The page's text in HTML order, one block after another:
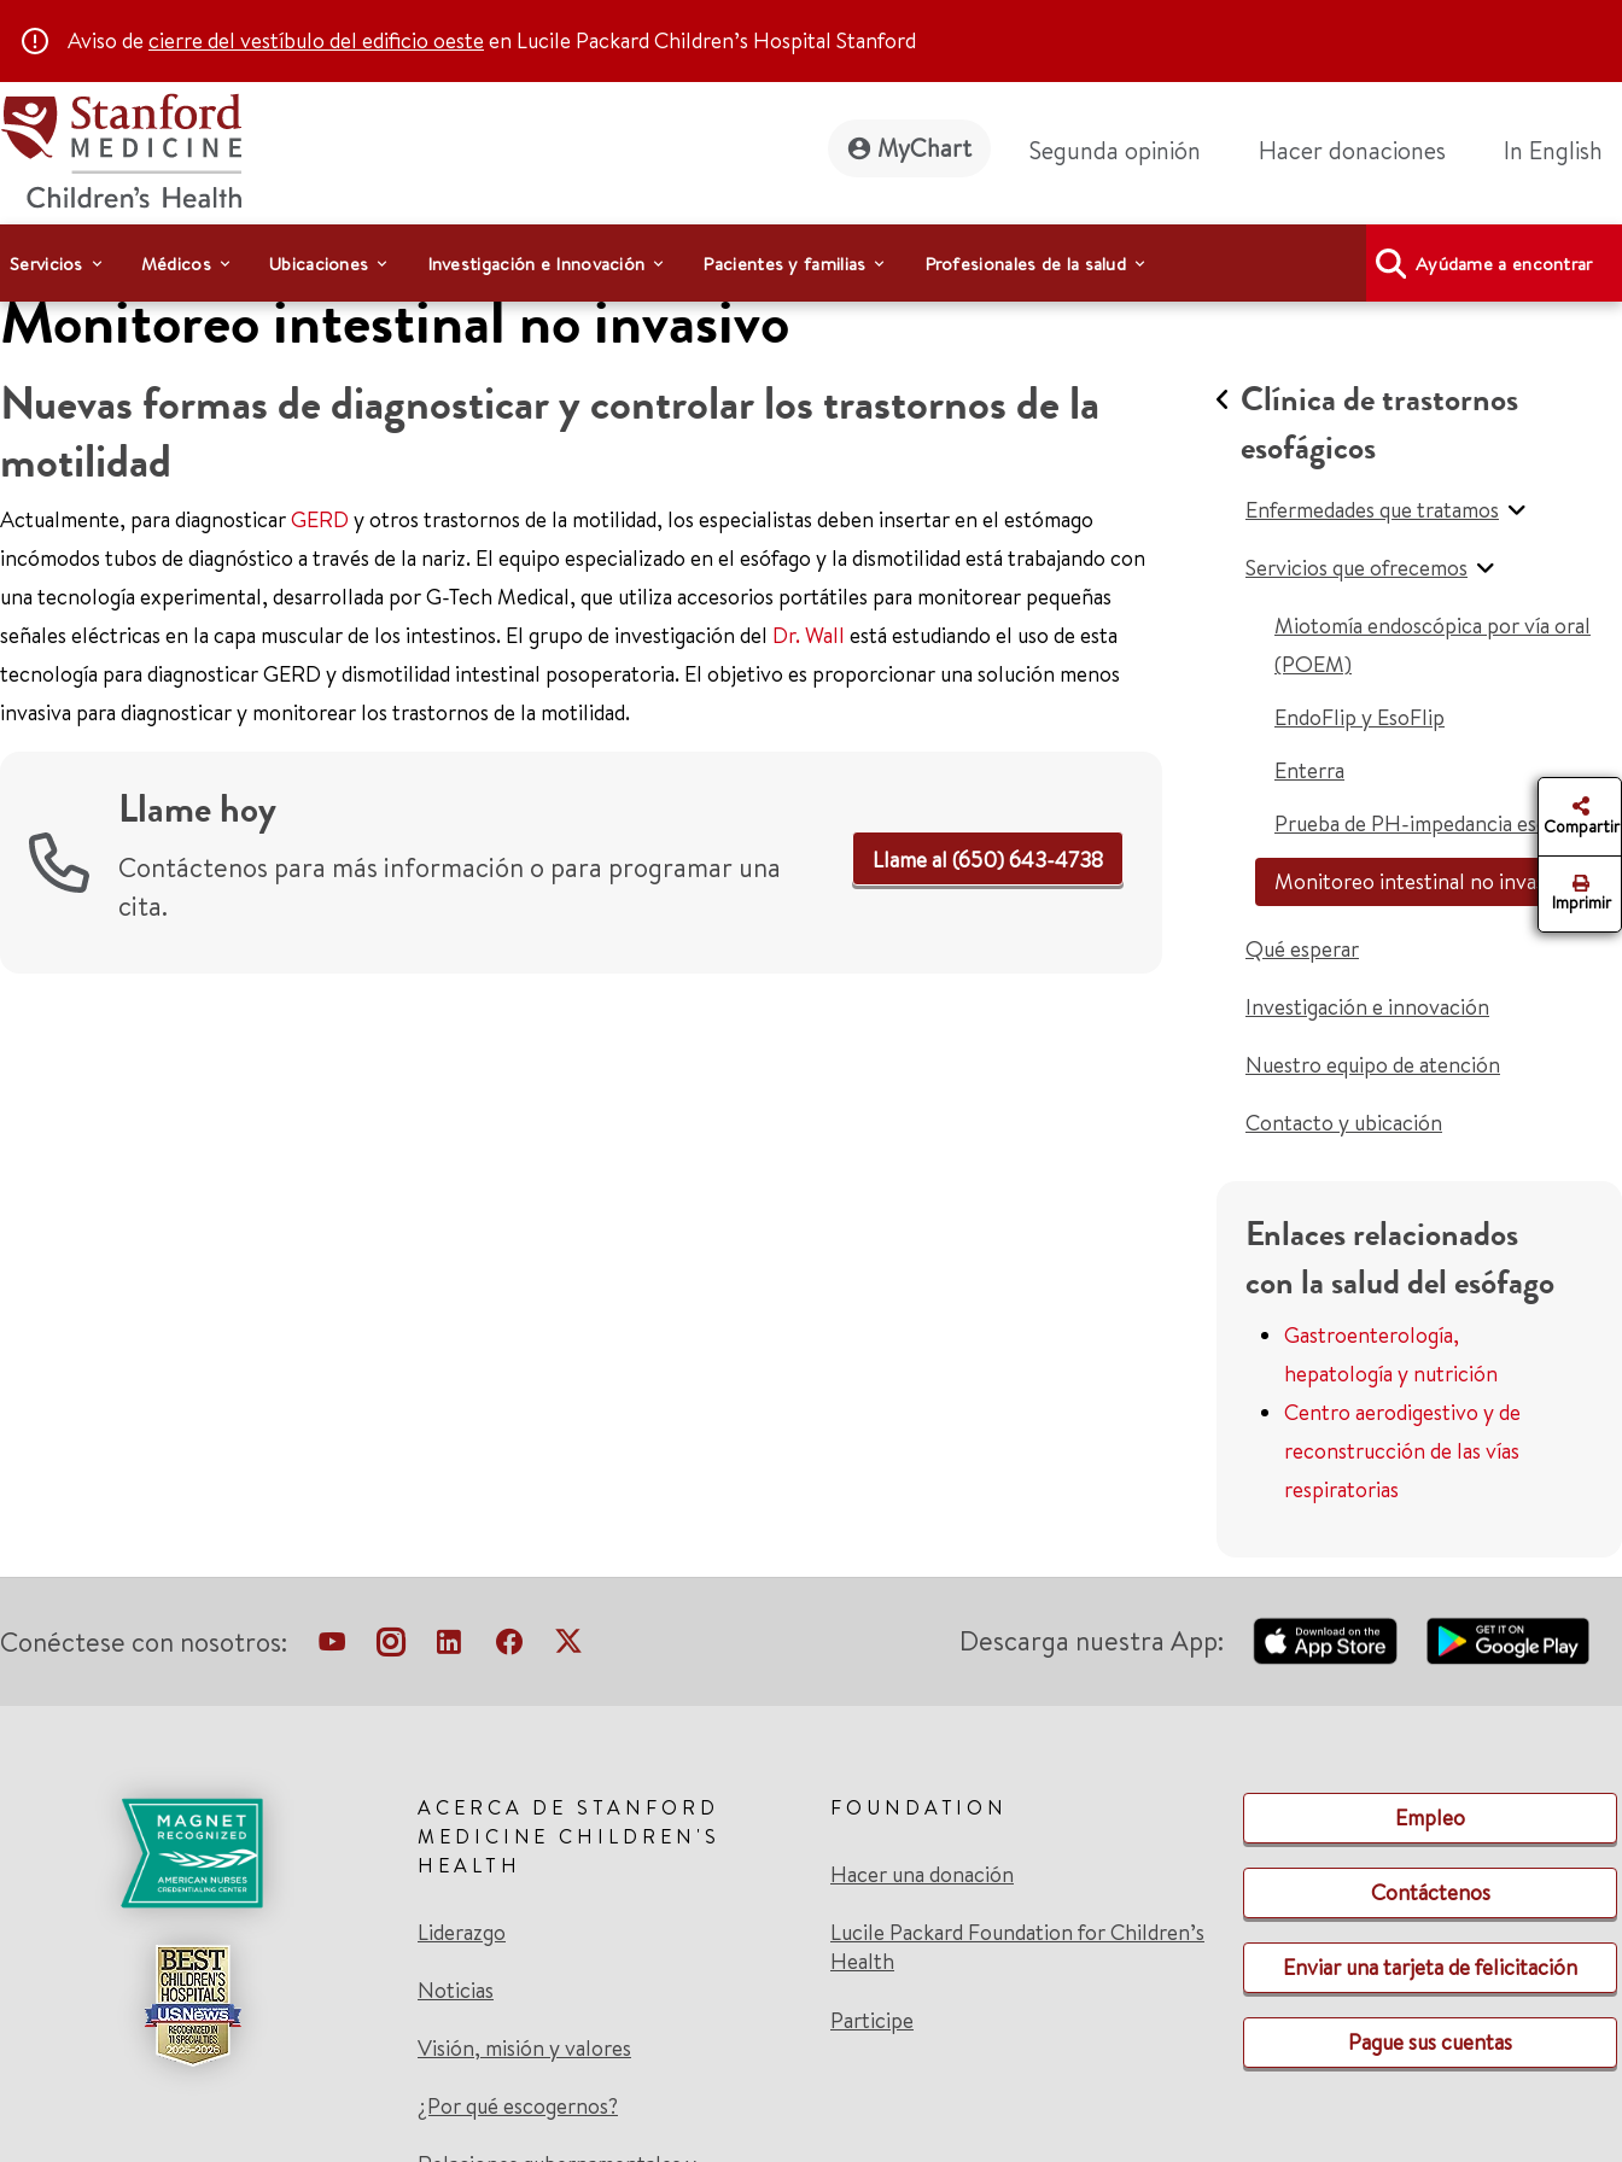
Aviso de cierre del vestíbulo del edificio oeste en Lucile Packard Children’s Hospital Stanford
MyChart Segunda opinión Hacer donaciones In English
Servicios Médicos Ubicaciones Investigación e Innovación Pacientes y familias Profesionales de la salud Ayúdame a encontrar
Monitoreo intestinal no invasivo
Nuevas formas de diagnosticar y controlar los trastornos de la
motilidad
Actualmente, para diagnosticarGERD y otros trastornos de la motilidad, los especialistas deben insertar en el estómago
incómodos tubos de diagnóstico a través de la nariz. El equipo especializado en el esófago y la dismotilidad está trabajando con
una tecnología experimental, desarrollada por G-Tech Medical, que utiliza accesorios portátiles para monitorear pequeñas
señales eléctricas en la capa muscular de los intestinos. El grupo de investigación del Dr. Wall está estudiando el uso de esta
tecnología para diagnosticar GERD y dismotilidad intestinal posoperatoria. El objetivo es proporcionar una solución menos
invasiva para diagnosticar y monitorear los trastornos de la motilidad.
Llame hoy
Contáctenos para más información o para programar una
cita.
Llame al (650) 643-4738
Clínica de trastornos
esofágicos
Enfermedades que tratamos
Servicios que ofrecemos
Miotomía endoscópica por vía oral
(POEM)
EndoFlip y EsoFlip
Enterra
Prueba de PH-impedancia esofágica
Monitoreo intestinal no invasivo
Qué esperar
Investigación e innovación
Nuestro equipo de atención
Contacto y ubicación
Enlaces relacionados
con la salud del esófago
Gastroenterología,
hepatología y nutrición
Centro aerodigestivo y de
reconstrucción de las vías
respiratorias
Compartir
Imprimir
Conéctese con nosotros: Descarga nuestra App:
ACERCA DE STANFORD
MEDICINE CHILDREN'S
HEALTH
Liderazgo
Noticias
Visión, misión y valores
¿Por qué escogernos?
FOUNDATION
Hacer una donación
Lucile Packard Foundation for Children’s
Health
Participe
Empleo
Contáctenos
Enviar una tarjeta de felicitación
Pague sus cuentas